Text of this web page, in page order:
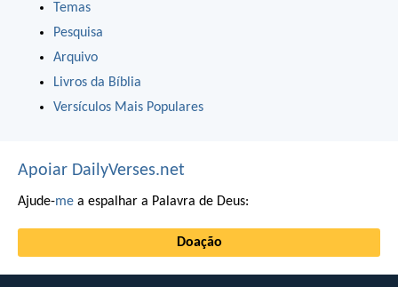
Temas
Pesquisa
Arquivo
Livros da Bíblia
Versículos Mais Populares
Apoiar DailyVerses.net
Ajude-me a espalhar a Palavra de Deus:
Doação